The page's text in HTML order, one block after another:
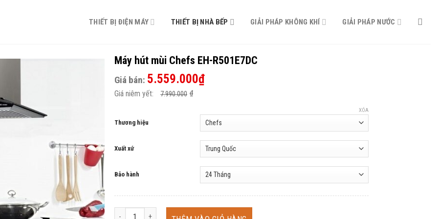
THIẾT BỊ ĐIỆN MÁY THIẾT BỊ NHÀ BẾP GIẢI PHÁP KHÔNG KHÍ GIẢI PHÁP NƯỚC
Máy hút mùi Chefs EH-R501E7DC
Giá bán: 5.559.000₫
Giá niêm yết: 7.990.000 ₫
Thương hiệu
Xuất xứ
Bảo hành
XÓA
Máy hút mùi Chefs EH-R501E7DC số lượng